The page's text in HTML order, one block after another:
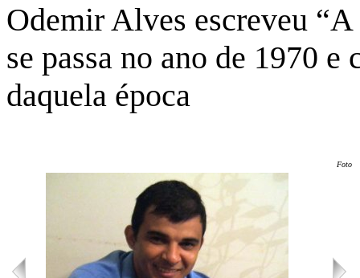
Odemir Alves escreveu
se passa no ano de 1970
daquela época
Foto: